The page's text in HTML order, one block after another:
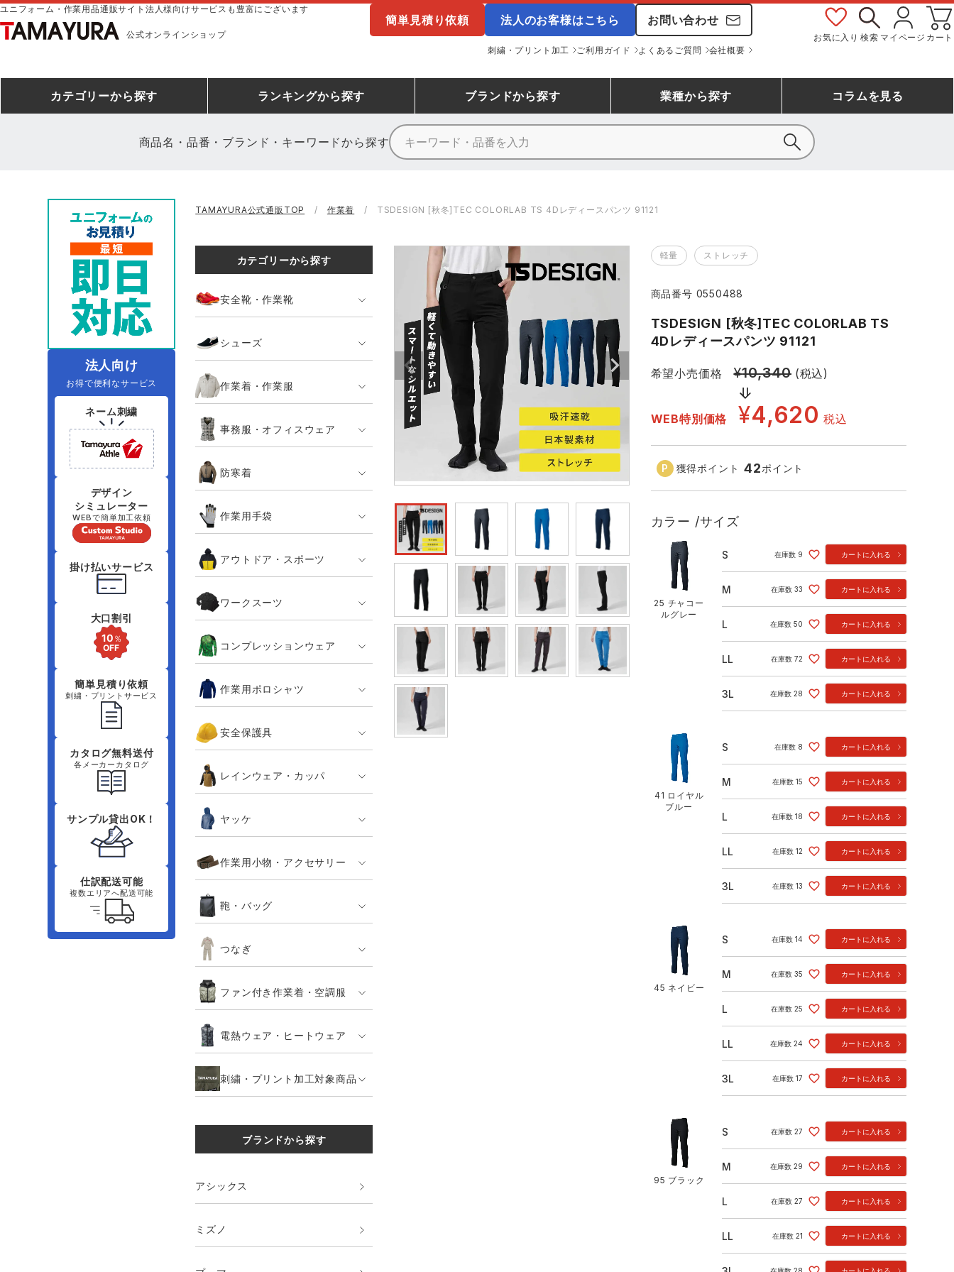
ユニフォーム・作業用品通販サイト法人様向けサービスも豊富にございます
公式オンラインショップ
簡単見積り依頼 法人のお客様はこちら お問い合わせ
刺繍・プリント加工 ご利用ガイド よくあるご質問 会社概要
お気に入り 検索 マイページ カート
カテゴリーから探す
防寒着
コンプレッションウェア 作業用ポロシャツ 安全保護具 レインウェア・カッパ
ヤッケ 作業用小物・アクセサリー類
ファン付きウェア（空調服シリー
ズ）
電熱ウェア・ヒートウェア 刺繍・プリント加工対象商品
ランキングから探す
ミズノ安全靴ランキング
空調服ランキング コンプレッションウェアランキング 作業用ポロシャツランキング 作業用手袋ランキング
レインウェアランキング アイズフロンティア ランキング TSDESIGN ランキング
アイトス ランキング ジーベック ランキング
ネーム刺繍・プリント加工対象商品
作業着
ニット
ファン付きウェア
防寒
カジュアル
ブランドから探す
アイズフロンティア
クロダルマ 桑和 山田辰 クレヒフク
住商モンブラン ボンマックス GUSH FORCE CUP GDジャパン カーシーカシマ
シンメン 日進ゴム ハイパーV 丸五
タカヤ商事 エアークラフト 自重堂 セロリー 大阪支店
アタックベース サンエス 中塚被服 イーブンリバー スターライト工業 東洋物産工業
藤井電工 福山ゴム工業
ビッグボーン商事株式会
社
業種から探す
農作業服
DIY・日曜大工作業服 飲食店ユニフォーム 運送・倉庫作業服 清掃・ビルメンテ作業服
夜間・高視認性安全服 医療白衣・介護服
コラムを見る
商品名・品番・ブランド・キーワードから探す
法人向け
お得で便利なサービス
ネーム刺繍
デザイン
シミュレーター
WEBで簡単加工依頼
掛け払いサービス
大口割引
簡単見積り依頼
刺繍・プリントサービス
カタログ無料送付
各メーカーカタログ
サンプル貸出OK！
仕訳配送可能
複数エリアへ配送可能
TAMAYURA公式通販TOP 作業着 TSDESIGN [秋冬]TEC COLORLAB TS 4Dレディースパンツ 91121
カテゴリーから探す
安全靴・作業靴
シューズ
作業着・作業服
事務服・オフィスウェア
防寒着
作業用手袋
アウトドア・スポーツ
ワークスーツ
コンプレッションウェア
作業用ポロシャツ
安全保護具
レインウェア・カッパ
ヤッケ
作業用小物・アクセサリー
鞄・バッグ
つなぎ
ファン付き作業着・空調服
電熱ウェア・ヒートウェア
刺繍・プリント加工対象商品
ブランドから探す
アシックス
ミズノ
25 チャコールグレー
軽量 ストレッチ
商品番号 0550488
TSDESIGN [秋冬]TEC COLORLAB TS
4Dレディースパンツ 91121
希望小売価格 ¥10,340 (税込)
WEB特別価格 ¥4,620 税込
獲得ポイント 42ポイント
カラー サイズ
25 チャコー
ルグレー
S 在庫数 9 カートに入れる
M 在庫数 33 カートに入れる
L 在庫数 50 カートに入れる
LL 在庫数 72 カートに入れる
3L 在庫数 28 カートに入れる
41 ロイヤル
ブルー
S 在庫数 8 カートに入れる
M 在庫数 15 カートに入れる
L 在庫数 18 カートに入れる
LL 在庫数 12 カートに入れる
3L 在庫数 13 カートに入れる
45 ネイビー
S 在庫数 14 カートに入れる
M 在庫数 35 カートに入れる
L 在庫数 25 カートに入れる
LL 在庫数 24 カートに入れる
3L 在庫数 17 カートに入れる
95 ブラック
S 在庫数 27 カートに入れる
M 在庫数 29 カートに入れる
L 在庫数 27 カートに入れる
LL 在庫数 21 カートに入れる